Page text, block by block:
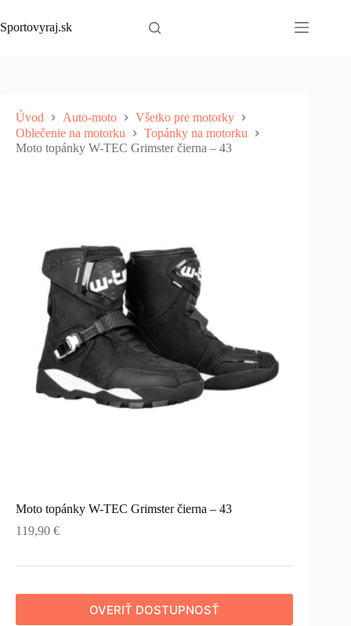
to
content
Sportovyraj.sk
Úvod Auto-moto
Všetko pre motorky
Oblečenie na motorku
Topánky na motorku
Moto topánky W-TEC Grimster čierna – 43
Moto topánky W-TEC Grimster čierna – 43
119,90 €
OVERIŤ DOSTUPNOSŤ